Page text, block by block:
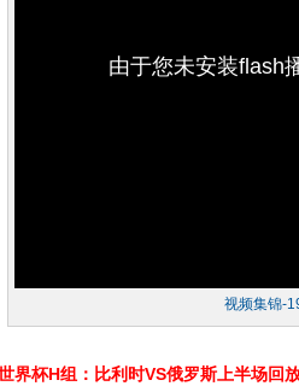
由于您未安装flash
视频集锦-
界杯H组：比利时VS俄罗斯上半场回